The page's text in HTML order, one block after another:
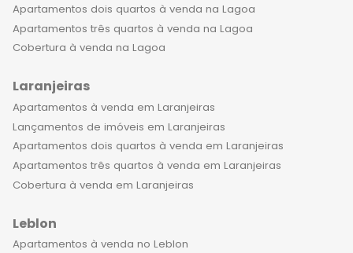
Apartamentos dois quartos à venda na Lagoa
Apartamentos três quartos à venda na Lagoa
Cobertura à venda na Lagoa
Laranjeiras
Apartamentos à venda em Laranjeiras
Lançamentos de imóveis em Laranjeiras
Apartamentos dois quartos à venda em Laranjeiras
Apartamentos três quartos à venda em Laranjeiras
Cobertura à venda em Laranjeiras
Leblon
Apartamentos à venda no Leblon